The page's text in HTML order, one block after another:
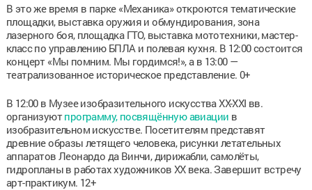
В это же время в парке «Механика» откроются тематические
площадки, выставка оружия и обмундирования, зона
лазерного боя, площадка ГТО, выставка мототехники, мастер-
класс по управлению БПЛА и полевая кухня. В 12:00 состоится
концерт «Мы помним. Мы гордимся!», а в 13:00 —
театрализованное историческое представление. 0+
В 12:00 в Музее изобразительного искусства XX-XXI вв.
организуютпрограмму, посвящённую авиации в
изобразительном искусстве. Посетителям представят
древние образы летящего человека, рисунки летательных
аппаратов Леонардо да Винчи, дирижабли, самолёты,
гидропланы в работах художников ХХ века. Завершит встречу
арт-практикум. 12+